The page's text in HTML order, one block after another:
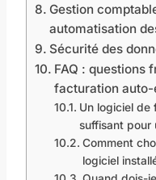
Gestion
automatisation
Sécurité des
FAQ : questions
facturation
Un logiciel
suffisant pour
Comment
logiciel